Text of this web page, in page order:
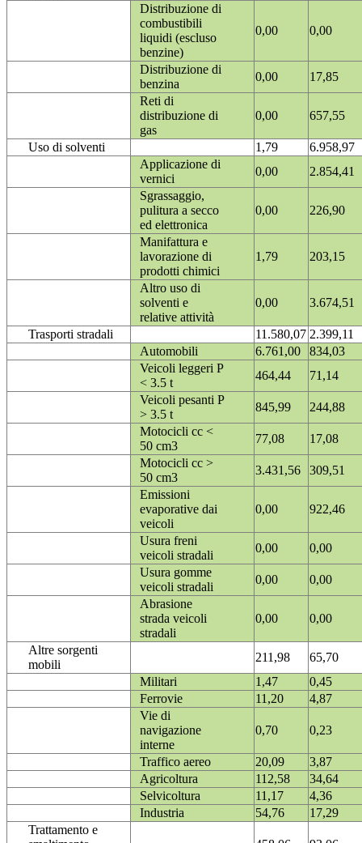
Distribuzione di
combustibili
liquidi (escluso
benzine)
0,00 0,00
Distribuzione di
benzina
0,00
17,85
Reti di
distribuzione di
gas
0,00 657,55
Uso di solventi 1,79
6.958,97
Applicazione di
vernici
0,00
2.854,41
Sgrassaggio,
pulitura a secco
ed elettronica
0,00 226,90
Manifattura e
lavorazione di
prodotti chimici
1,79 203,15
Altro uso di
solventi e
relative attività
0,00 3.674,51
Trasporti stradali 11.580,07 2.399,11
Automobili
6.761,00
834,03
Veicoli leggeri P
< 3.5 t
464,44
71,14
Veicoli pesanti P
> 3.5 t
845,99
244,88
Motocicli cc <
50 cm3
77,08
17,08
Motocicli cc >
50 cm3
3.431,56
309,51
Emissioni
evaporative dai
veicoli
0,00 922,46
Usura freni
veicoli stradali
0,00
0,00
Usura gomme
veicoli stradali
0,00
0,00
Abrasione
strada veicoli
stradali
0,00 0,00
Altre sorgenti
mobili
211,98
65,70
Militari
1,47
0,45
Ferrovie
11,20
4,87
Vie di
navigazione
interne
0,70 0,23
Traffico aereo 20,09
3,87
Agricoltura
112,58
34,64
Selvicoltura
11,17
4,36
Industria
54,76
17,29
Trattamento e